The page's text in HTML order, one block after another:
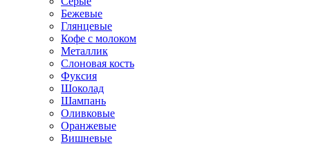
Бежевые
Глянцевые
Кофе с молоком
Металлик
Слоновая кость
Фуксия
Шоколад
Шампань
Оливковые
Оранжевые
Вишневые